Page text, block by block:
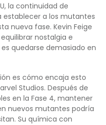
la continuidad de
establecer a los mutantes
nueva fase. Kevin Feige
nostalgia e
quedarse demasiado en
es cómo encaja esto
Studios. Después de
en la Fase 4, mantener
nuevos mutantes podría
Su química con